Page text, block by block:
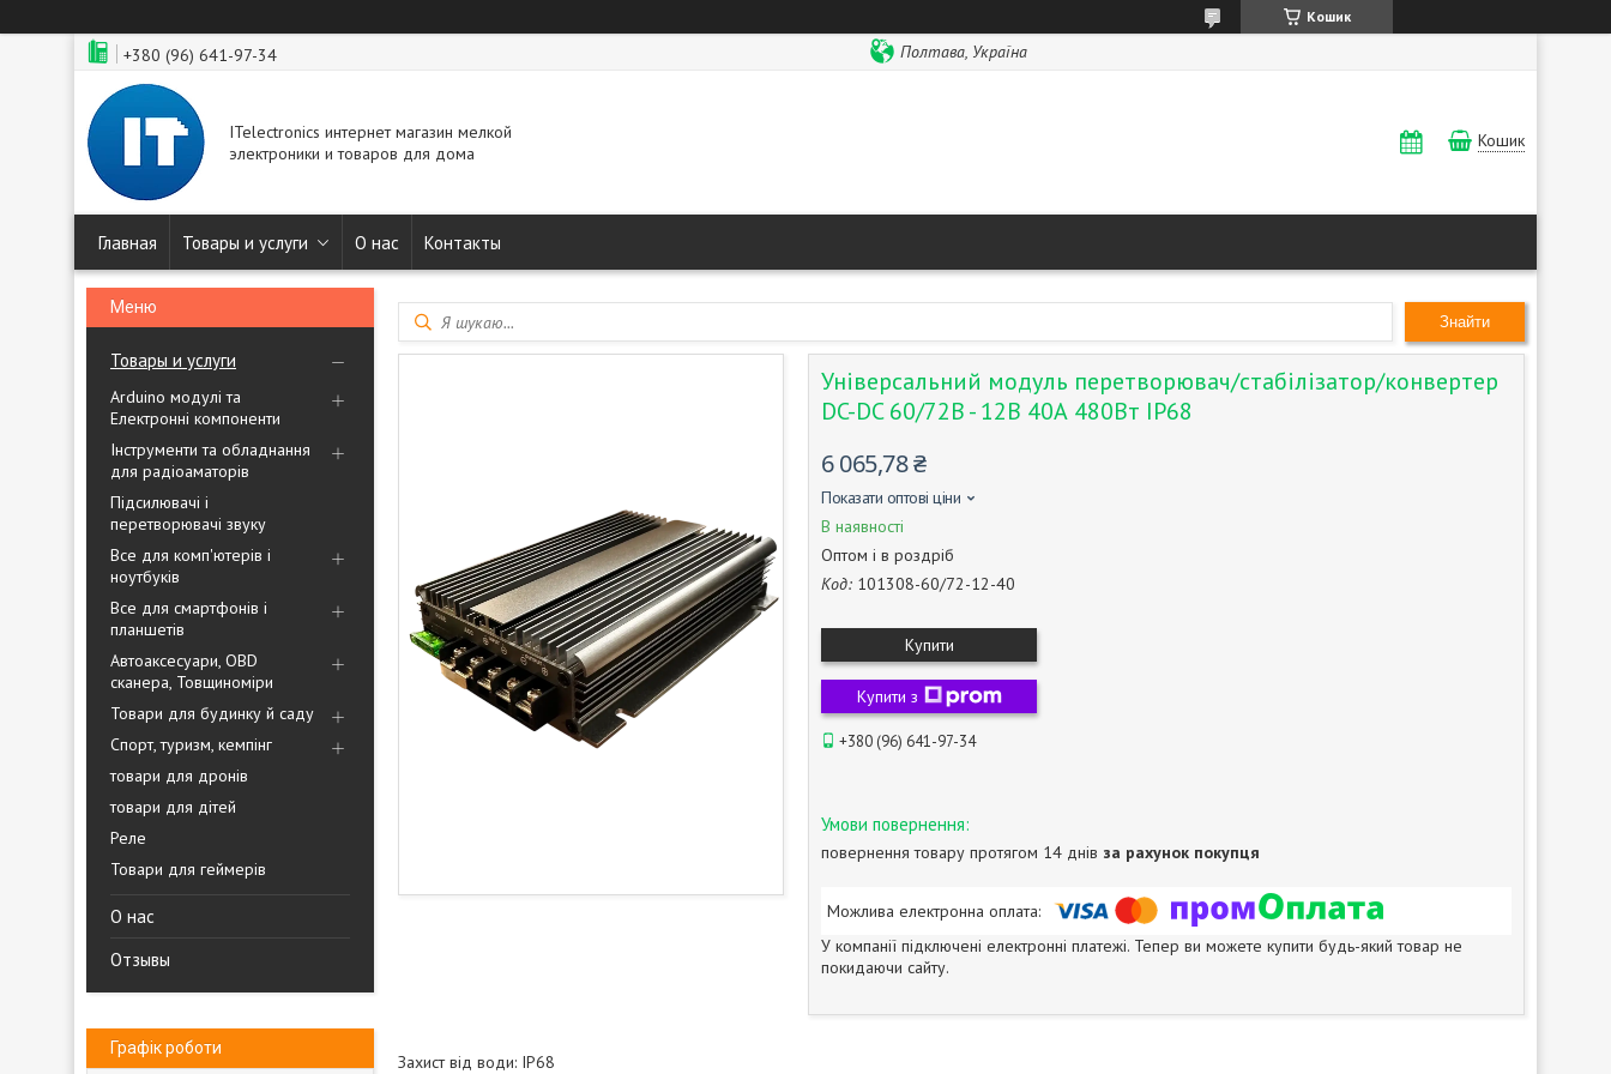
Кошик
+380 (96) 641-97-34 Полтава, Україна
ITelectronics интернет магазин мелкой
электроники и товаров для дома
Кошик
Главная Товары и услуги О нас Контакты
Товары и услуги
Arduino модулі та
Електронні компоненти
Інструменти та обладнання
для радіоаматорів
Підсилювачі і
перетворювачі звуку
Все для комп'ютерів і
ноутбуків
Все для смартфонів і
планшетів
Автоаксесуари, OBD
сканера, Товщиноміри
Товари для будинку й саду
Спорт, туризм, кемпінг
товари для дронів
товари для дітей
Реле
Товари для геймерів
О нас
Отзывы
Графік роботи
Знайти
Універсальний модуль перетворювач/стабілізатор/конвертер
DC-DC 60/72В - 12В 40А 480Вт IP68
6 065,78 ₴
Показати оптові ціни
В наявності
Оптом і в роздріб
Код: 101308-60/72-12-40
Купити
Купити з
+380 (96) 641-97-34
повернення товару протягом 14 днів за рахунок покупця
У компанії підключені електронні платежі. Тепер ви можете купити будь-який товар не
покидаючи сайту.
Захист від води: IP68